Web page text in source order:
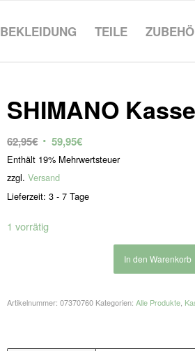
BEKLEIDUNG TEILE
SHIMANO
62,95€ Ursprünglicher
Preis
war:
62,95€
59,95€Aktueller
Preis
Enthält 19% Mehrwertsteuer
zzgl.Versand
Lieferzeit: 3 - 7 Tage
1 vorrätig
In den Warenkorb
Artikelnummer:07370760 Kategorien:Alle Produkte